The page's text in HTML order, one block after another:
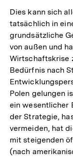
Dies kann sich
tatsächlich in
grundsätzliche
von außen und
Wirtschaftskrise
Bedürfnis nach
Polen gelungen
ein wesentlicher
der Strategie,
vermeiden, hat
mit steigenden
(nach